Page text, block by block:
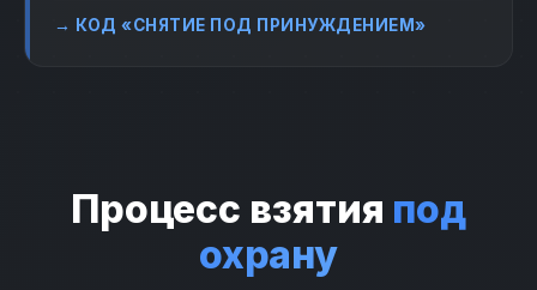
→ КОД «СНЯТИЕ ПОД ПРИНУЖДЕНИЕМ»
Процесс взятия под
охрану